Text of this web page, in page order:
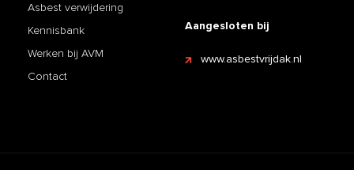
Asbest verwijdering
Kennisbank
Werken bij AVM
Contact
Aangesloten bij
www.asbestvrijdak.nl